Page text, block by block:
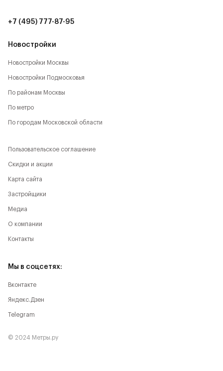
Новостройки
Новостройки Москвы
Новостройки Подмосковья
По районам Москвы
По метро
По городам Московской области
+7 (495) 777-87-95
Пользовательское соглашение
Скидки и акции
Карта сайта
Застройщики
Медиа
О компании
Контакты
Мы в соцсетях:
Вконтакте
Яндекс.Дзен
Telegram
© 2024 Метры.ру